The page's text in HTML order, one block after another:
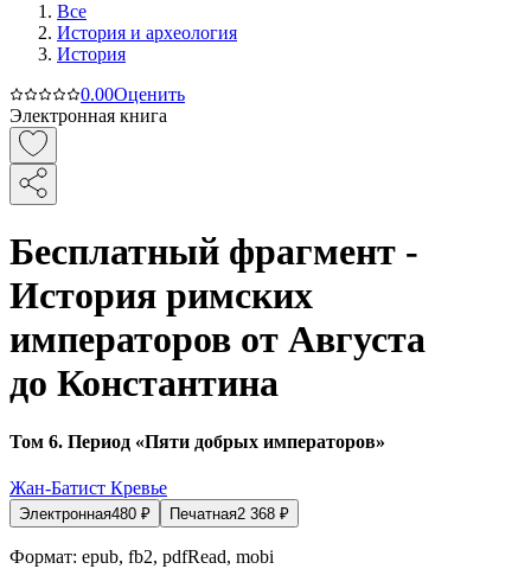
Все
История и археология
История
0.00Оценить
Электронная книга
Бесплатный фрагмент -
История римских
императоров от Августа
до Константина
Том 6. Период «Пяти добрых императоров»
Жан-Батист Кревье
Электронная480 ₽ Печатная2 368 ₽
Формат: epub, fb2, pdfRead, mobi